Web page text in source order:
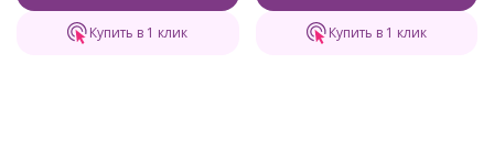
Купить в 1 клик Купить в 1 клик